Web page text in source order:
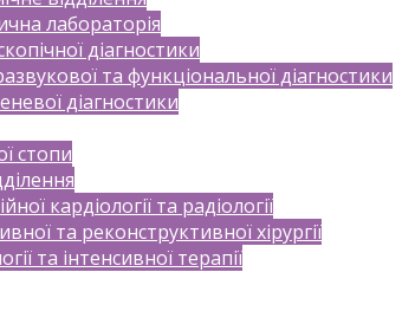
лабораторія
діагностики
та функціональної діагностики
діагностики
стопи
кардіології та радіології
та реконструктивної хірургії
та інтенсивної терапії